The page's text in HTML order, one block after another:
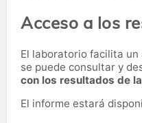
Acceso a los
El laboratorio facilita un
se puede consultar y
con los resultados de
El informe estará